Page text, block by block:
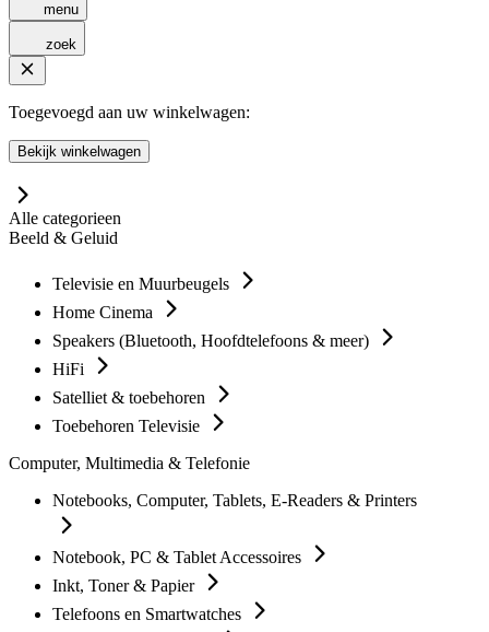
menu
zoek
Toegevoegd aan uw winkelwagen:
Bekijk winkelwagen
Alle categorieen
Beeld & Geluid
Televisie en Muurbeugels
Home Cinema
Speakers (Bluetooth, Hoofdtelefoons & meer)
HiFi
Satelliet & toebehoren
Toebehoren Televisie
Computer, Multimedia & Telefonie
Notebooks, Computer, Tablets, E-Readers & Printers
Notebook, PC & Tablet Accessoires
Inkt, Toner & Papier
Telefoons en Smartwatches